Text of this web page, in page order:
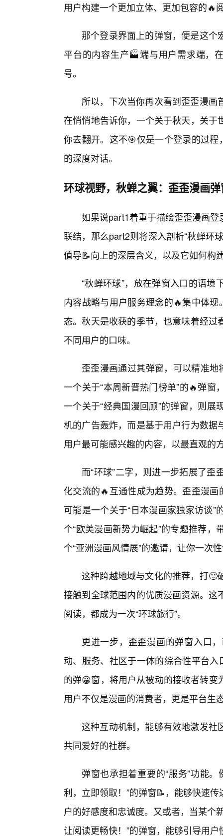
用户构建一个更加立体、更加包容的🔥
那个登录界面上的弹窗，便是这
平台的内容生产🏭端与用户需求端，
号。
所以，下次当你再次看到歪歪漫
在悄悄地告诉你，一个关于秋天，关
你去翻开。这不🎯仅是一个登录的过
的深度对话。
环球视野，秋蝉之翼：歪歪漫画
如果说part1着重于描绘歪歪漫画
联结，那么part2则将深入剖析“秋蝉环
值导📝向上的深层含义，以及它如何构
“秋蝉环球”，放在弹窗入口的语
内容战略与用户服务理念的🔥集中体
态。秋天是收获的季节，也意味着经
不同用户的口味。
歪歪漫画通过其弹窗，可以精准地
一个关于“本周新晋热门榜单”的🔥弹
一个关于“经典国漫回顾”的弹窗，则
机的广告轰炸，而是基于用户行为数
用户最可能感兴趣的内容，以最直观的
而“环球”二字，则进一步拓展了
化交流的🔥互通性成为趋势。歪歪漫
可能是一个关于“日本漫画家独家访谈
个“欧美漫画新势力崛起”的专题推荐
个“亚洲漫画风情展”的邀请，让你一次
这种跨越地域与文化的推荐，打🙂
接触到全球范围内的优质漫画资源。
阅读，都成为一次“环球旅行”。
更进一步，歪歪漫画的弹窗入口
动、服务、社区于一体的综合性平台
的弹😀窗，将用户从被动的接收者转
用户不仅是漫画的消费者，更是平台生
这种互动机制，能够有效地激发社
共同爱好的社群。
弹窗也承担着重要的“服务”功能
利，立即领取！”的弹窗📝，能够快速
户的好感度和忠诚度。又或者，当某个
让阅读更畅快！”的弹窗，能够引导用